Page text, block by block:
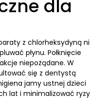
dla
z chlorheksydyną
płynu. Połknięcie
niepożądane. W
się z dentystą
jamy ustnej dzieci
lat i minimalizować